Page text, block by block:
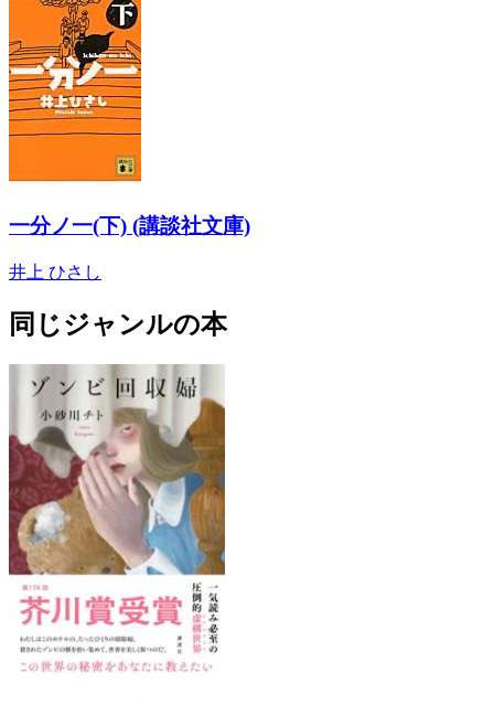
一分ノ一(下) (講談社文庫)
井上 ひさし
同じジャンルの本